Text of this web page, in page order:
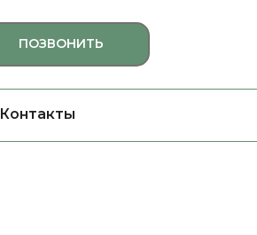
Контакты
ПОЗВОНИТЬ